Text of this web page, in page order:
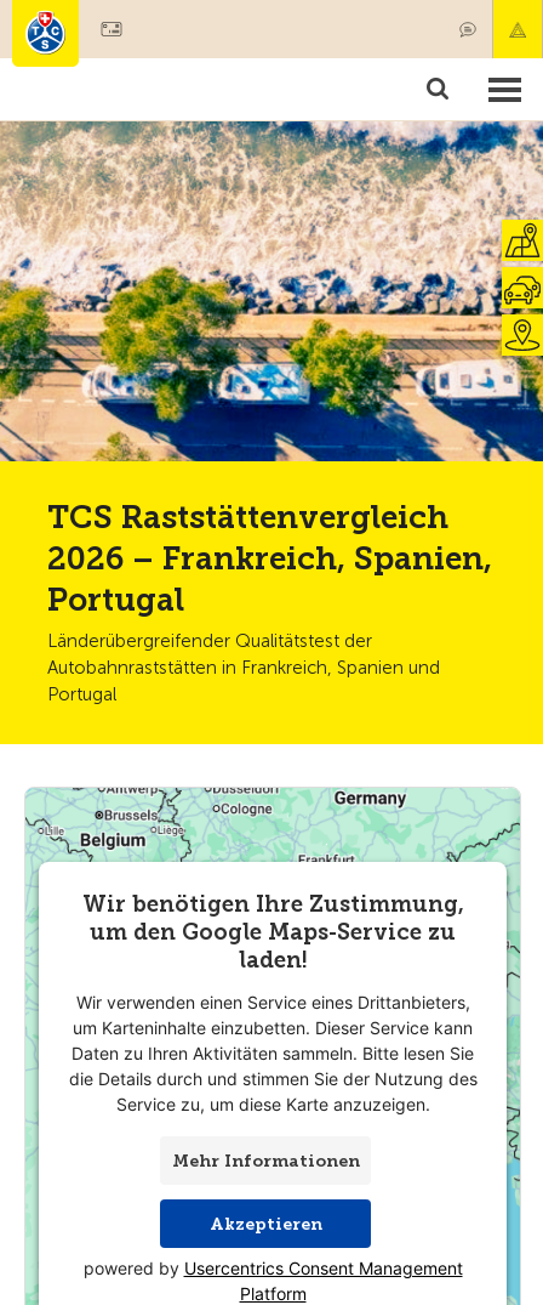
Mitgliedschaft & Leistungen
Test, Sicherheit & Gesundheit
TCS Raststättenvergleich
2026 – Frankreich, Spanien,
Portugal
Länderübergreifender Qualitätstest der
Autobahnraststätten in Frankreich, Spanien und
Portugal
Wir benötigen Ihre Zustimmung,
um den Google Maps-Service zu
laden!
Wir verwenden einen Service eines Drittanbieters,
um Karteninhalte einzubetten. Dieser Service kann
Daten zu Ihren Aktivitäten sammeln. Bitte lesen Sie
die Details durch und stimmen Sie der Nutzung des
Service zu, um diese Karte anzuzeigen.
Mehr Informationen
Akzeptieren
powered by Usercentrics Consent Management
Platform